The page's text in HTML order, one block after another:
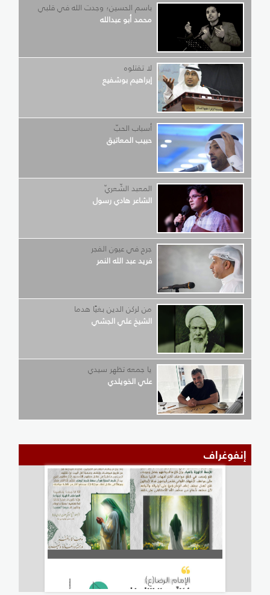
باسم الحسين؛ وجدت الله في قلبي
محمد أبو عبدالله
لا تقتلوه
إبراهيم بوشفيع
أسباب الحبّ
حبيب المعاتيق
المعبد الشّعريّ
الشاعر هادي رسول
جرح في عيون الفجر
فريد عبد الله النمر
من لركن الدين بغيًا هدما
الشيخ علي الجشي
يا جمعه تظهر سيدي
علي الخويلدي
إنفوغراف